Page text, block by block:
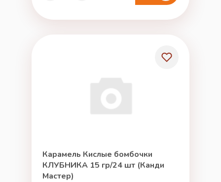
Карамель Кислые бомбочки
КЛУБНИКА 15 гр/24 шт (Канди
Мастер)